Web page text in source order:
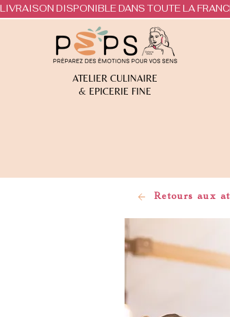
LIVRAISON DISPONIBLE DANS TOUTE LA
ATELIER CULINAIRE
& EPICERIE FINE
Retours aux